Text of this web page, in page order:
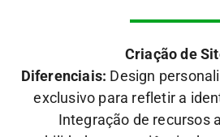
Criação de
Diferenciais: Design
exclusivo para refletir a
Integração de recursos